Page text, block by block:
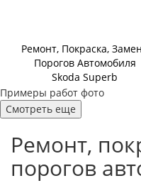
Ремонт, Покраска,
Порогов Автомобиля
Skoda Superb
Примеры работ фото
Смотреть еще
Ремонт,
порогов